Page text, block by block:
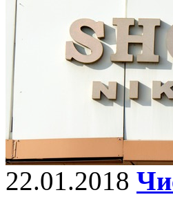
22.01.2018